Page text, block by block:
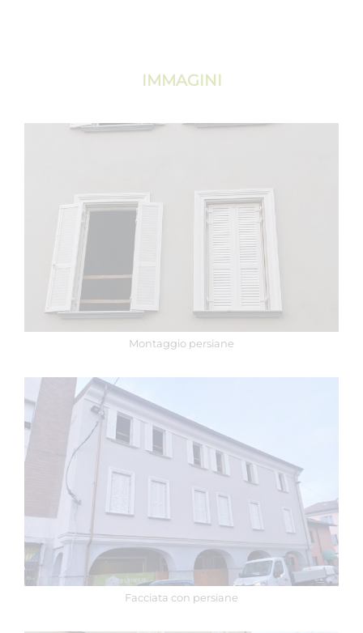
IMMAGINI
Montaggio persiane
Facciata con persiane